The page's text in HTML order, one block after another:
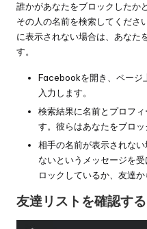
誰かがあなたをブロックした
その人の名前を検索してくださ
に表示されない場合は、あなた
す。
Facebookを開き、ページ
入力します。
検索結果に名前とプロフ
す。彼らはあなたをブロッ
相手の名前が表示されな
ないというメッセージを
ロックしているか、友達
友達リストを確認する